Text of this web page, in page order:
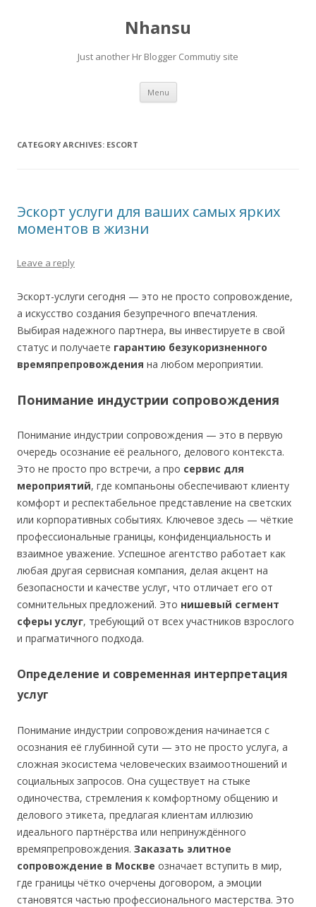
Nhansu
Just another Hr Blogger Commutiy site
Menu Skip to content
CATEGORY ARCHIVES: ESCORT
Эскорт услуги для ваших самых ярких
моментов в жизни
Leave a reply
Эскорт-услуги сегодня — это не просто сопровождение,
а искусство создания безупречного впечатления.
Выбирая надежного партнера, вы инвестируете в свой
статус и получаете гарантию безукоризненного
времяпрепровождения на любом мероприятии.
Понимание индустрии сопровождения
Понимание индустрии сопровождения — это в первую
очередь осознание её реального, делового контекста.
Это не просто про встречи, а про сервис для
мероприятий, где компаньоны обеспечивают клиенту
комфорт и респектабельное представление на светских
или корпоративных событиях. Ключевое здесь — чёткие
профессиональные границы, конфиденциальность и
взаимное уважение. Успешное агентство работает как
любая другая сервисная компания, делая акцент на
безопасности и качестве услуг, что отличает его от
сомнительных предложений. Это нишевый сегмент
сферы услуг, требующий от всех участников взрослого
и прагматичного подхода.
Определение и современная интерпретация
услуг
Понимание индустрии сопровождения начинается с
осознания её глубинной сути — это не просто услуга, а
сложная экосистема человеческих взаимоотношений и
социальных запросов. Она существует на стыке
одиночества, стремления к комфортному общению и
делового этикета, предлагая клиентам иллюзию
идеального партнёрства или непринуждённого
времяпрепровождения. Заказать элитное
сопровождение в Москве означает вступить в мир,
где границы чётко очерчены договором, а эмоции
становятся частью профессионального мастерства. Это